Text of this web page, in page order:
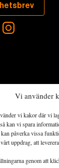
Vi använder
vi kakor där vi
så kan vi spara
påverka vissa
uppdrag, att
genom att